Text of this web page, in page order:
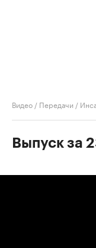
Видео / Передачи /
Выпуск за